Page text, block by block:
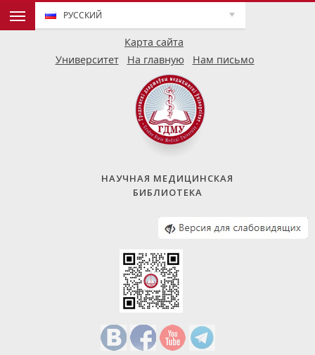
Карта сайта
РУССКИЙ
Университет На главную Нам письмо
НАУЧНАЯ МЕДИЦИНСКАЯ
БИБЛИОТЕКА